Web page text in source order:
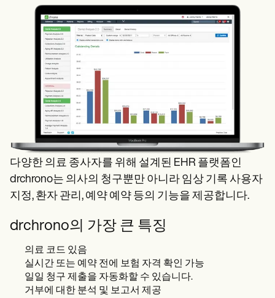
다양한 의료 종사자를 위해 설계된 EHR 플랫폼인
drchrono는 의사의 청구뿐만 아니라 임상 기록 사용자
지정, 환자 관리, 예약 예약 등의 기능을 제공합니다.
drchrono의 가장 큰 특징
의료 코드 있음
실시간 또는 예약 전에 보험 자격 확인 가능
일일 청구 제출을 자동화할 수 있습니다.
거부에 대한 분석 및 보고서 제공